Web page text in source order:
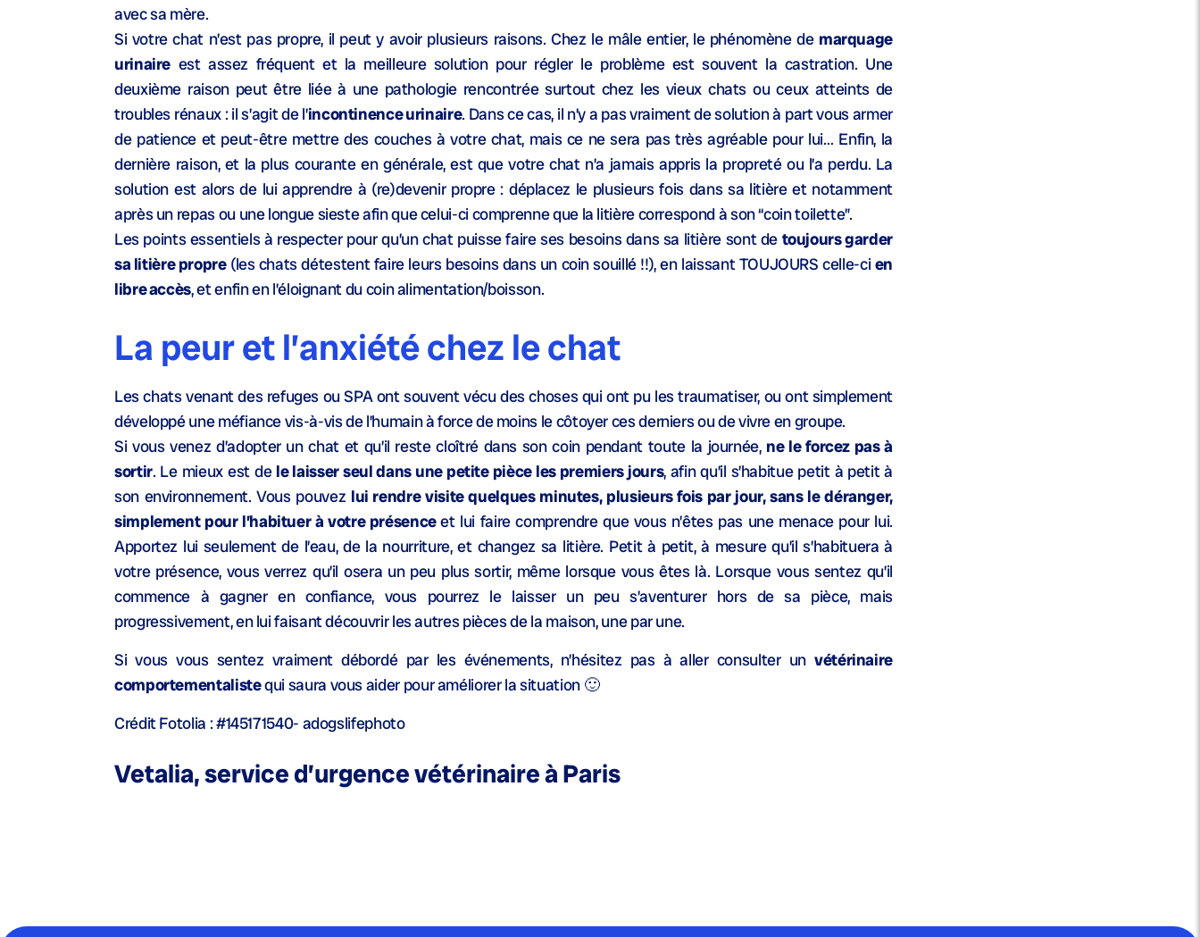
avec sa mère.
Si votre chat n’est pas propre, il peut y avoir plusieurs raisons. Chez le mâle entier, le phénomène de marquage
urinaire est assez fréquent et la meilleure solution pour régler le problème est souvent la castration. Une
deuxième raison peut être liée à une pathologie rencontrée surtout chez les vieux chats ou ceux atteints de
troubles rénaux : il s’agit de l’incontinence urinaire. Dans ce cas, il n’y a pas vraiment de solution à part vous armer
de patience et peut-être mettre des couches à votre chat, mais ce ne sera pas très agréable pour lui… Enfin, la
dernière raison, et la plus courante en générale, est que votre chat n’a jamais appris la propreté ou l’a perdu. La
solution est alors de lui apprendre à (re)devenir propre : déplacez le plusieurs fois dans sa litière et notamment
après un repas ou une longue sieste afin que celui-ci comprenne que la litière correspond à son “coin toilette”.
Les points essentiels à respecter pour qu’un chat puisse faire ses besoins dans sa litière sont de toujours garder
sa litière propre(les chats détestent faire leurs besoins dans un coin souillé !!), en laissant TOUJOURS celle-ci en
libre accès, et enfin en l’éloignant du coin alimentation/boisson.
La peur et l’anxiété chez le chat
Les chats venant des refuges ou SPA ont souvent vécu des choses qui ont pu les traumatiser, ou ont simplement
développé une méfiance vis-à-vis de l’humain à force de moins le côtoyer ces derniers ou de vivre en groupe.
Si vous venez d’adopter un chat et qu’il reste cloîtré dans son coin pendant toute la journée, ne le forcez pas à
sortir. Le mieux est de le laisser seul dans une petite pièce les premiers jours, afin qu’il s’habitue petit à petit à
son environnement. Vous pouvez lui rendre visite quelques minutes, plusieurs fois par jour, sans le déranger,
simplement pour l’habituer à votre présenceet lui faire comprendre que vous n’êtes pas une menace pour lui.
Apportez lui seulement de l’eau, de la nourriture, et changez sa litière. Petit à petit, à mesure qu’il s’habituera à
votre présence, vous verrez qu’il osera un peu plus sortir, même lorsque vous êtes là. Lorsque vous sentez qu’il
commence à gagner en confiance, vous pourrez le laisser un peu s’aventurer hors de sa pièce, mais
progressivement, en lui faisant découvrir les autres pièces de la maison, une par une.
Si vous vous sentez vraiment débordé par les événements, n’hésitez pas à aller consulter un vétérinaire
comportementalistequi saura vous aider pour améliorer la situation 🙂
Crédit Fotolia : #145171540- adogslifephoto
Vetalia, service d’urgence vétérinaire à Paris